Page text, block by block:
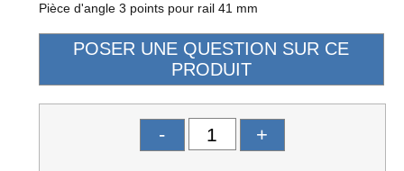
Pièce d'angle 3 points pour rail 41 mm
- +